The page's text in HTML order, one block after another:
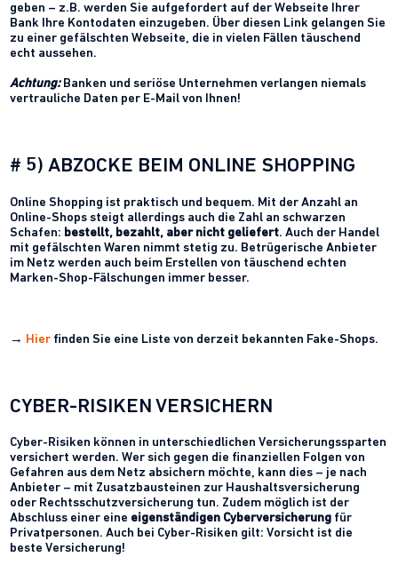
geben – z.B. werden Sie aufgefordert auf der Webseite Ihrer
Bank Ihre Kontodaten einzugeben. Über diesen Link gelangen Sie
zu einer gefälschten Webseite, die in vielen Fällen täuschend
echt aussehen.
Achtung:Banken und seriöse Unternehmen verlangen niemals
vertrauliche Daten per E-Mail von Ihnen!
# 5) ABZOCKE BEIM ONLINE SHOPPING
Online Shopping ist praktisch und bequem. Mit der Anzahl an
Online-Shops steigt allerdings auch die Zahl an schwarzen
Schafen: bestellt, bezahlt, aber nicht geliefert. Auch der Handel
mit gefälschten Waren nimmt stetig zu. Betrügerische Anbieter
im Netz werden auch beim Erstellen von täuschend echten
Marken-Shop-Fälschungen immer besser.
→ Hier finden Sie eine Liste von derzeit bekannten Fake-Shops.
CYBER-RISIKEN VERSICHERN
Cyber-Risiken können in unterschiedlichen Versicherungssparten
versichert werden. Wer sich gegen die finanziellen Folgen von
Gefahren aus dem Netz absichern möchte, kann dies – je nach
Anbieter – mit Zusatzbausteinen zur Haushaltsversicherung
oder Rechtsschutzversicherung tun. Zudem möglich ist der
Abschluss einer eine eigenständigen Cyberversicherung für
Privatpersonen. Auch bei Cyber-Risiken gilt: Vorsicht ist die
beste Versicherung!